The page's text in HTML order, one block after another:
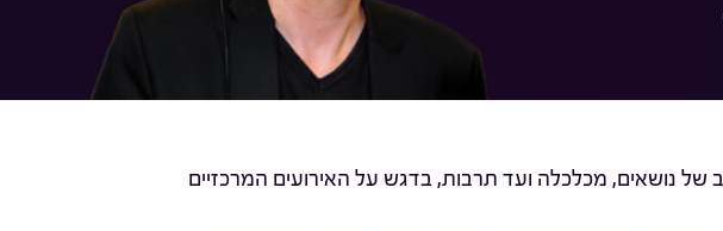
נושאים, מכלכלה ועד תרבות, בדגש על האירועים המרכזיים